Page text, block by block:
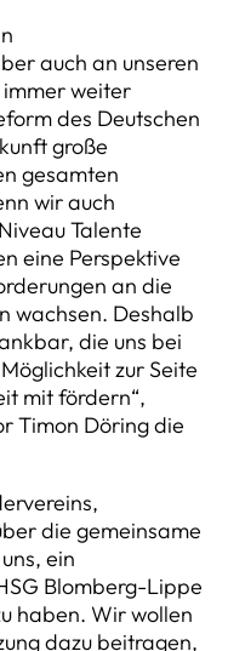
auch an unseren
weiter
des Deutschen
große
gesamten
wir auch
Talente
eine Perspektive
an die
wachsen. Deshalb
die uns bei
zur Seite
mit fördern“,
Timon Döring die
die gemeinsame
ein
Blomberg-Lippe
haben. Wir wollen
dazu beitragen,